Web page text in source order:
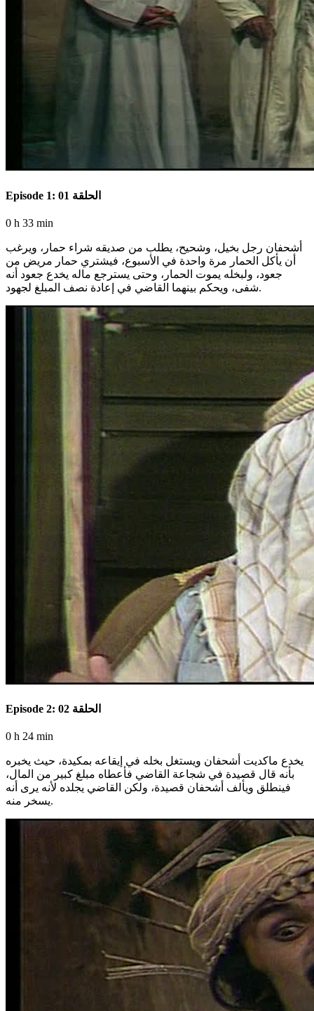
Episode 1: الحلقة 01
0 h 33 min
أشحفان رجل بخيل، وشحيح، يطلب من صديقه شراء حمار، ويرغب
أن يأكل الحمار مرة واحدة في الأسبوع، فيشتري حمار مريض من
جعود، ولبخله يموت الحمار، وحتى يسترجع ماله يخدع جعود أنه
شفى، ويحكم بينهما القاضي في إعادة نصف المبلغ لجهود.
Episode 2: الحلقة 02
0 h 24 min
يخدع ماكديت أشحفان ويستغل بخله في إيقاعه بمكيدة، حيث يخبره
بأنه قال قصيدة في شجاعة القاضي فأعطاه مبلغ كبير من المال،
فينطلق ويألف أشحفان قصيدة، ولكن القاضي يجلده لأنه يرى أنه
يسخر منه.